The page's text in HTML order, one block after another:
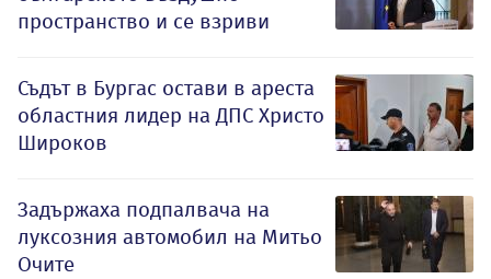
пространство и се взриви
Съдът в Бургас остави в ареста
областния лидер на ДПС Христо
Широков
Задържаха подпалвача на
луксозния автомобил на Митьо
Очите